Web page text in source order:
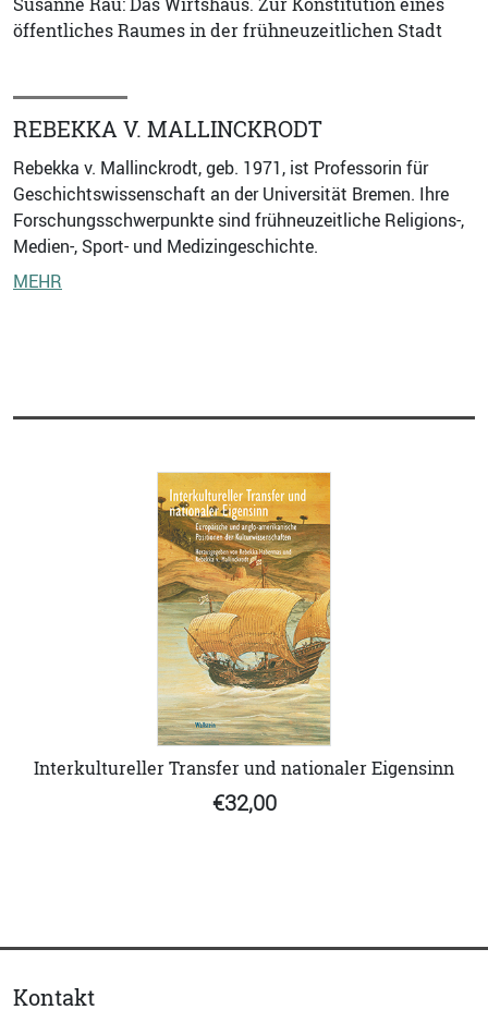
öffentliches Raumes in der frühneuzeitlichen Stadt
REBEKKA V. MALLINCKRODT
Rebekka v. Mallinckrodt, geb. 1971, ist Professorin für
Geschichtswissenschaft an der Universität Bremen. Ihre
Forschungsschwerpunkte sind frühneuzeitliche Religions-,
Medien-, Sport- und Medizingeschichte.
MEHR
Interkultureller Transfer und nationaler Eigensinn
€32,00
Kontakt